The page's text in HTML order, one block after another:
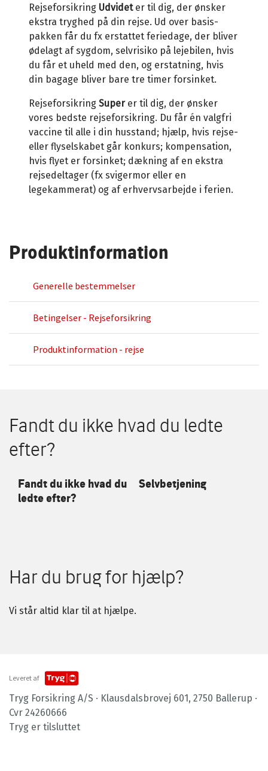
Rejseforsikring Udvidet er til dig, der ønsker
ekstra tryghed på din rejse. Ud over basis-
pakken får du fx erstattet feriedage, der bliver
ødelagt af sygdom, selvrisiko på lejebilen, hvis
du får et uheld med den, og erstatning, hvis
din bagage bliver bare tre timer forsinket.
RejseforsikringSuperer til dig, der ønsker
vores bedste rejseforsikring. Du får én valgfri
vaccine til alle i din husstand; hjælp, hvis rejse-
eller flyselskabet går konkurs; kompensation,
hvis flyet er forsinket; dækning af en ekstra
rejsedeltager (fx svigermor eller en
legekammerat) og af erhvervsarbejde i ferien.
Produktinformation
Generelle bestemmelser
Betingelser - Rejseforsikring
Produktinformation - rejse
Fandt du ikke hvad du ledte
efter?
Fandt du ikke hvad du
ledte efter?
Selvbetjening
Har du brug for hjælp?
Vi står altid klar til at hjælpe.
Leveret af
Tryg Forsikring A/S · Klausdalsbrovej 601, 2750 Ballerup ·
Cvr 24260666
Tryg er tilsluttet